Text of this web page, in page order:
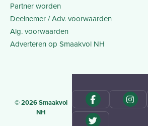
Partner worden
Deelnemer / Adv. voorwaarden
Alg. voorwaarden
Adverteren op Smaakvol NH
© 2026 Smaakvol
NH